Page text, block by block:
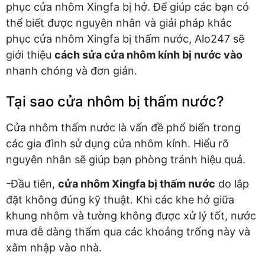
phục cửa nhôm Xingfa bị hở. Để giúp các bạn có
thể biết được nguyên nhân và giải pháp khắc
phục cửa nhôm Xingfa bị thấm nước, Alo247 sẽ
giới thiệu cách sửa cửa nhôm kính bị nước vào
nhanh chóng và đơn giản.
Tại sao cửa nhôm bị thấm nước?
Cửa nhôm thấm nước là vấn đề phổ biến trong
các gia đình sử dụng cửa nhôm kính. Hiểu rõ
nguyên nhân sẽ giúp bạn phòng tránh hiệu quả.
-Đầu tiên, cửa nhôm Xingfa bị thấm nước do lắp
đặt không đúng kỹ thuật. Khi các khe hở giữa
khung nhôm và tường không được xử lý tốt, nước
mưa dễ dàng thấm qua các khoảng trống này và
xâm nhập vào nhà.